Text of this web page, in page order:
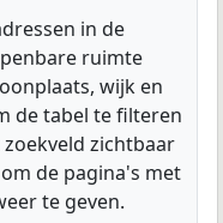
in de
ruimte
wijk en
de tabel te filteren
zichtbaar
de pagina's met
te geven.